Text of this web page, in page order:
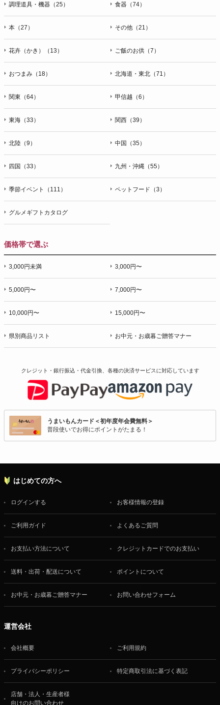
調理道具・機器（25） 食器（74）
本（27） その他（21）
花卉（かき）（13） ご飯のお供（7）
おつまみ（18） 北海道・東北（71）
関東（64） 甲信越（6）
東海（33） 関西（39）
北陸（9） 中国（35）
四国（33） 九州・沖縄（55）
季節イベント（111） ペットフード（3）
グルメギフトカタログ
価格帯で選ぶ
3,000円未満 3,000円〜
5,000円〜 7,000円〜
10,000円〜 15,000円〜
県別商品リスト お中元・お歳暮ご贈答マナー
クレジット・銀行振込・代金引換、各種の決済サービスに対応しています
うまいもんカード＜初年度年会費無料＞
普段使いでお得にポイントがたまる！
はじめての方へ
ログインする お客様情報の登録
ご利用ガイド よくあるご質問
お支払い方法について クレジットカードでのお支払い
送料・出荷・配送について ポイントについて
お中元・お歳暮ご贈答マナー お問い合わせフォーム
運営会社
会社概要 ご利用規約
プライバシーポリシー 特定商取引法に基づく表記
店舗・法人・生産者様
向けのお問い合わせ